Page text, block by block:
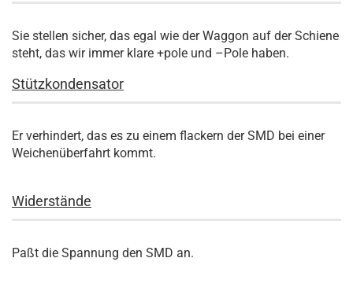
Sie stellen sicher, das egal wie der Waggon auf der Schiene
steht, das wir immer klare +pole und –Pole haben.
Stützkondensator
Er verhindert, das es zu einem flackern der SMD bei einer
Weichenüberfahrt kommt.
Widerstände
Paßt die Spannung den SMD an.